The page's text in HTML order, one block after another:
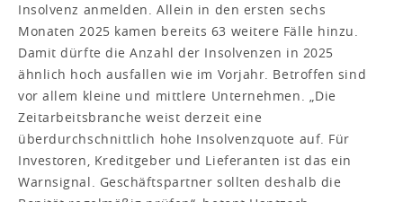
Insolvenz anmelden. Allein in den ersten sechs
Monaten 2025 kamen bereits 63 weitere Fälle hinzu.
Damit dürfte die Anzahl der Insolvenzen in 2025
ähnlich hoch ausfallen wie im Vorjahr. Betroffen sind
vor allem kleine und mittlere Unternehmen. „Die
Zeitarbeitsbranche weist derzeit eine
überdurchschnittlich hohe Insolvenzquote auf. Für
Investoren, Kreditgeber und Lieferanten ist das ein
Warnsignal. Geschäftspartner sollten deshalb die